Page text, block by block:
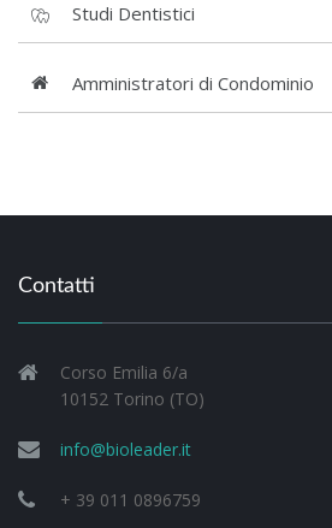
Studi Dentistici
Amministratori di Condominio
Contatti
Corso Emilia 6/a
10152 Torino (TO)
info@bioleader.it
+ 39 011 0896759